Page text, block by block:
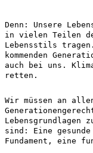
Denn: Unsere
in vielen Teilen
Lebensstils
kommenden
auch bei uns.
retten.
Wir müssen an
Lebensgrundlagen
sind: Eine
Fundament, eine